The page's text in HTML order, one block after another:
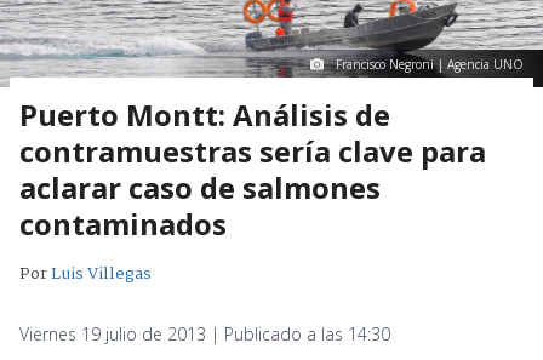
Francisco Negroni | Agencia UNO
Puerto Montt: Análisis de
contramuestras sería clave para
aclarar caso de salmones
contaminados
PorLuis Villegas
Viernes 19 julio de 2013 | Publicado a las 14:30